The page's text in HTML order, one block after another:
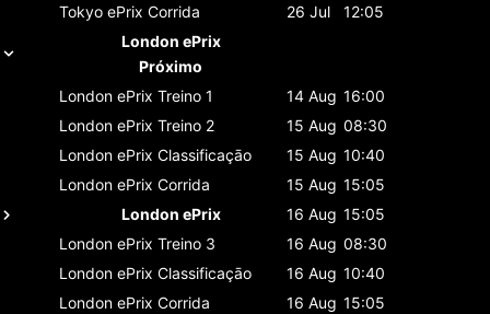
Tokyo ePrix Corrida 26 Jul
12:05
London ePrix
Próximo
London ePrix Treino 1 14 Aug 16:00
London ePrix Treino 2 15 Aug 08:30
London ePrix Classificaçāo 15 Aug 10:40
London ePrix Corrida 15 Aug 15:05
London ePrix
16 Aug 15:05
London ePrix Treino 3 16 Aug 08:30
London ePrix Classificaçāo 16 Aug 10:40
London ePrix Corrida 16 Aug 15:05